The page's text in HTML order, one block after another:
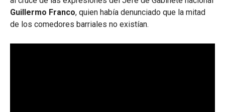
Guillermo Franco, quien había denunciado que la mitad
de los comedores barriales no existían.